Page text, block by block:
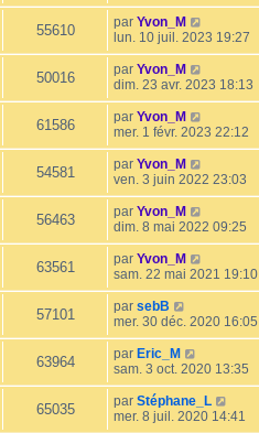
55610 par Yvon_M
lun. 10 juil. 2023 19:27
50016 par Yvon_M
dim. 23 avr. 2023 18:13
61586 par Yvon_M
mer. 1 févr. 2023 22:12
54581 par Yvon_M
ven. 3 juin 2022 23:03
56463 par Yvon_M
dim. 8 mai 2022 09:25
63561 par Yvon_M
sam. 22 mai 2021 19:10
57101 par sebB
mer. 30 déc. 2020 16:05
63964 par Eric_M
sam. 3 oct. 2020 13:35
65035 par Stéphane_L
mer. 8 juil. 2020 14:41